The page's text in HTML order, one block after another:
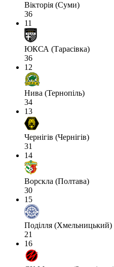
Вікторія (Суми)
36
11
ЮКСА (Тарасівка)
36
12
Нива (Тернопіль)
34
13
Чернігів (Чернігів)
31
14
Ворскла (Полтава)
30
15
Поділля (Хмельницький)
21
16